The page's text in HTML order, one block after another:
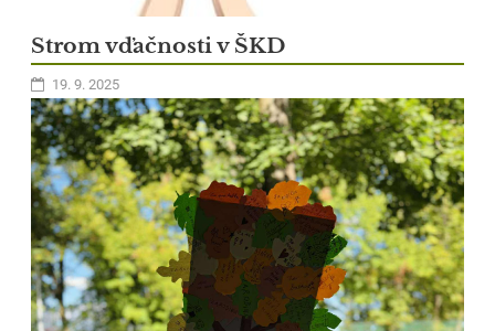
Strom vďačnosti v ŠKD
19. 9. 2025